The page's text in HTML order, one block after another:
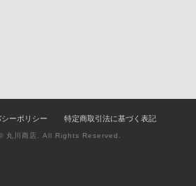
ーポリシー 特定商取引法に基づく表記
丸川商店. All Rights Reserved.